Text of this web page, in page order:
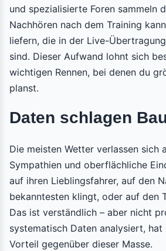
und spezialisierte Foren sammeln
Nachhören nach dem Training
liefern, die in der Live-
sind. Dieser Aufwand lohnt sich
wichtigen Rennen, bei denen du
planst.
Daten schlagen
Die meisten Wetter verlassen sich
Sympathien und oberflächliche
auf ihren Lieblingsfahrer, auf den
bekanntesten klingt, oder auf den
Das ist verständlich – aber nicht
systematisch Daten analysiert,
Vorteil gegenüber dieser Masse.